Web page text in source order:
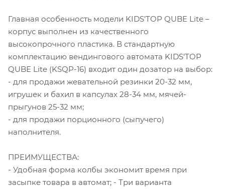
Главная особенность модели KIDS'TOP QUBE Lite –
корпус выполнен из качественного
высокопрочного пластика. В стандартную
комплектацию вендингового автомата KIDS'TOP
QUBE Lite (KSQP-16) входит один дозатор на выбор:
- для продажи жевательной резинки 20-32 мм,
игрушек и бахил в капсулах 28-34 мм, мячей-
прыгунов 25-32 мм;
- для продажи порционного (сыпучего)
наполнителя.
ПРЕИМУЩЕСТВА:
- Удобная форма колбы экономит время при
засыпке товара в автомат; - Три варианта